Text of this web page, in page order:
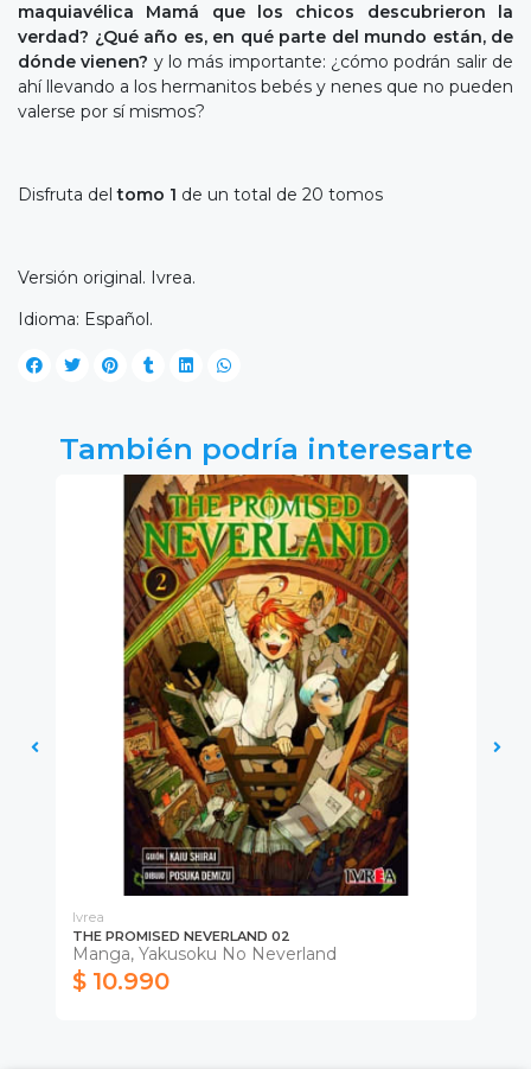
maquiavélica Mamá que los chicos descubrieron la
verdad? ¿Qué año es, en qué parte del mundo están, de
dónde vienen? y lo más importante: ¿cómo podrán salir de
ahí llevando a los hermanitos bebés y nenes que no pueden
valerse por sí mismos?
Disfruta deltomo 1 de un total de 20 tomos
Versión original. Ivrea.
Idioma: Español.
También podría interesarte
Ivrea
THE PROMISED NEVERLAND 02
Manga, Yakusoku No Neverland
$ 10.990